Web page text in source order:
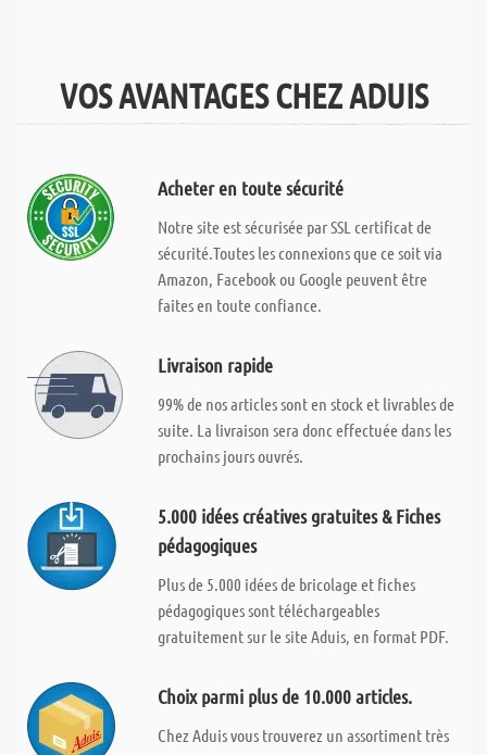
VOS AVANTAGES CHEZ ADUIS
Acheter en toute sécurité
Notre site est sécurisée par SSL certificat de
sécurité.Toutes les connexions que ce soit via
Amazon, Facebook ou Google peuvent être
faites en toute confiance.
Livraison rapide
99% de nos articles sont en stock et livrables de
suite. La livraison sera donc effectuée dans les
prochains jours ouvrés.
5.000 idées créatives gratuites & Fiches
pédagogiques
Plus de 5.000 idées de bricolage et fiches
pédagogiques sont téléchargeables
gratuitement sur le site Aduis, en format PDF.
Choix parmi plus de 10.000 articles.
Chez Aduis vous trouverez un assortiment très